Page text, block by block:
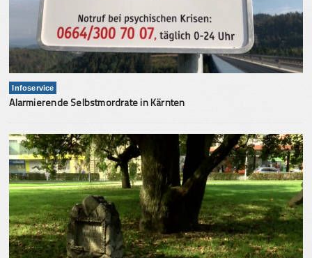
Infoservice
Alarmierende Selbstmordrate in Kärnten